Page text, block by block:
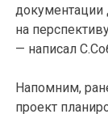
документации
на
— написал
Напомним,
проект